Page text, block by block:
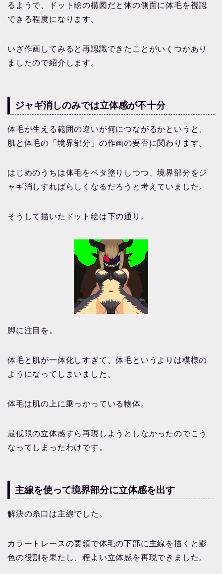
るようで、ドット絵の構図だと体の側面に体毛を視認
できる程度になります。
いざ作画してみると再認識できたことがいくつかあり
ましたので紹介します。
ジャギ消しのみでは立体感が不十分
体毛が生える範囲の違いが何につながるかというと、
肌と体毛の「境界部分」の作画の要否に関わります。
はじめのうちは体毛をベタ塗りしつつ、境界部分をジ
ャギ消しすればらしくなるだろうと考えていました。
そうして描いたドット絵は下の通り。
脚に注目を。
体毛と肌が一体化しすぎて、体毛というよりは模様の
ようになってしまいました。
体毛は肌の上に乗っかっている物体。
最低限の立体感すら再現しようとしなかったのでこう
なってしまったわけです。
主線を使って境界部分に立体感を出す
解決の糸口は主線でした。
カラートレースの要領で体毛の下部に主線を描くと影
色の役割を果たし、程よい立体感を再現できました。